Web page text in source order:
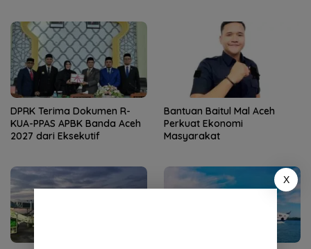
DPRK Terima Dokumen R-
KUA-PPAS APBK Banda Aceh
2027 dari Eksekutif
Bantuan Baitul Mal Aceh
Perkuat Ekonomi
Masyarakat
X